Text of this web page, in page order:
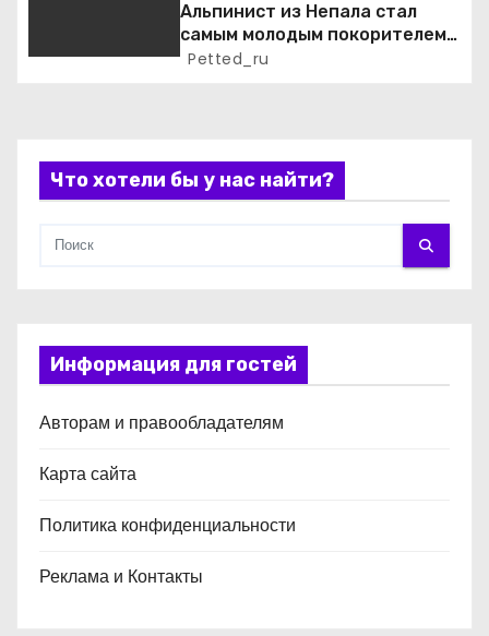
м
Альпинист из Непала стал
самым молодым покорителем
всех 14 высочайших вершин
Petted_ru
Что хотели бы у нас найти?
Информация для гостей
Авторам и правообладателям
Карта сайта
Политика конфиденциальности
Реклама и Контакты